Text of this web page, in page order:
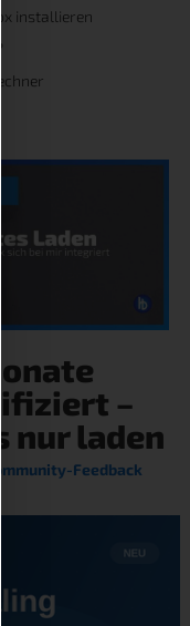
installieren
–
nur laden
Feedback